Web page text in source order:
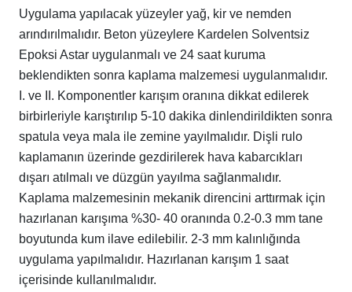
Uygulama yapılacak yüzeyler yağ, kir ve nemden
arındırılmalıdır. Beton yüzeylere Kardelen Solventsiz
Epoksi Astar uygulanmalı ve 24 saat kuruma
beklendikten sonra kaplama malzemesi uygulanmalıdır.
I. ve II. Komponentler karışım oranına dikkat edilerek
birbirleriyle karıştırılıp 5-10 dakika dinlendirildikten sonra
spatula veya mala ile zemine yayılmalıdır. Dişli rulo
kaplamanın üzerinde gezdirilerek hava kabarcıkları
dışarı atılmalı ve düzgün yayılma sağlanmalıdır.
Kaplama malzemesinin mekanik direncini arttırmak için
hazırlanan karışıma %30- 40 oranında 0.2-0.3 mm tane
boyutunda kum ilave edilebilir. 2-3 mm kalınlığında
uygulama yapılmalıdır. Hazırlanan karışım 1 saat
içerisinde kullanılmalıdır.